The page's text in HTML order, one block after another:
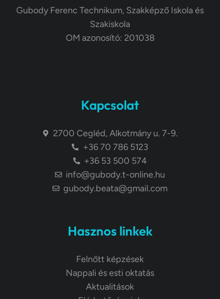
Gubody Ferenc Technikum, Szakképző Iskola és
Szakiskola
OM azonosító: 201038
Kapcsolat
2700 Cegléd, Alkotmány u. 7-9.
+36 70 786 5123
+36 53 500 574
info@gubody.t-online.hu
gubody.beata@gmail.com
Hasznos linkek
Felnőtt képzések
Nappali és esti oktatás
Aktualitások